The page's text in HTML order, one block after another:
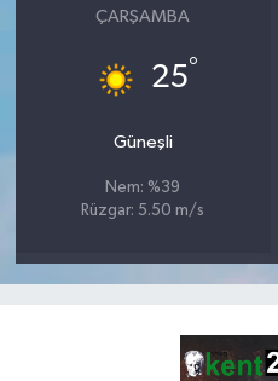
ÇARŞAMBA
25°
Güneşli
Nem: %39
Rüzgar: 5.50 m/s